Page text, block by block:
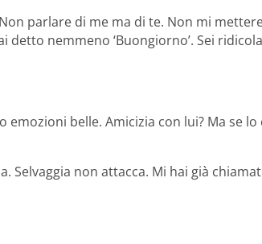
parlare di me ma di te. Non mi
nemmeno ‘Buongiorno’. Sei
emozioni belle. Amicizia con lui? Ma se
Selvaggia non attacca. Mi hai già